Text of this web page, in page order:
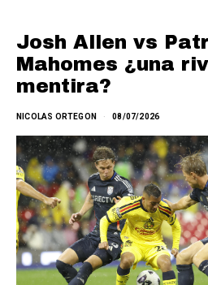
Josh Allen vs
Mahomes ¿una
mentira?
NICOLAS ORTEGON 08/07/2026